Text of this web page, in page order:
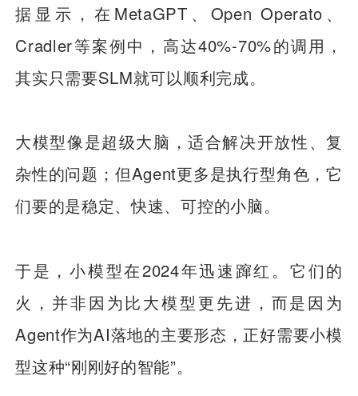
据显示，在MetaGPT、Open Operato、
Cradler等案例中，高达40%-70%的调用，
其实只需要SLM就可以顺利完成。
大模型像是超级大脑，适合解决开放性、复
杂性的问题；但Agent更多是执行型角色，它
们要的是稳定、快速、可控的小脑。
于是，小模型在2024年迅速蹿红。它们的
火，并非因为比大模型更先进，而是因为
Agent作为AI落地的主要形态，正好需要小模
型这种“刚刚好的智能”。